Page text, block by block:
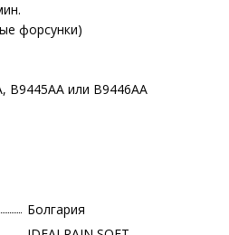
форсунки)
B9445AA или B9446AA
Болгария